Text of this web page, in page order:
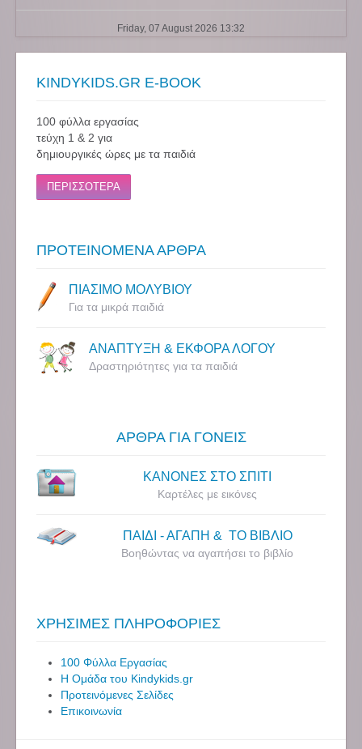
Friday, 07 August 2026 13:32
KINDYKIDS.GR E-BOOK
100 φύλλα εργασίας
τεύχη 1 & 2 για
δημιουργικές ώρες με τα παιδιά
ΠΕΡΙΣΣΟΤΕΡΑ
ΠΡΟΤΕΙΝΟΜΕΝΑ ΑΡΘΡΑ
ΠΙΑΣΙΜΟ ΜΟΛΥΒΙΟΥ
Για τα μικρά παιδιά
ΑΝΑΠΤΥΞΗ & ΕΚΦΟΡΑ ΛΟΓΟΥ
Δραστηριότητες για τα παιδιά
ΑΡΘΡΑ ΓΙΑ ΓΟΝΕΙΣ
ΚΑΝΟΝΕΣ ΣΤΟ ΣΠΙΤΙ
Καρτέλες με εικόνες
ΠΑΙΔΙ - ΑΓΑΠΗ & ΤΟ ΒΙΒΛΙΟ
Βοηθώντας να αγαπήσει το βιβλίο
ΧΡΗΣΙΜΕΣ ΠΛΗΡΟΦΟΡΙΕΣ
100 Φύλλα Εργασίας
Η Ομάδα του Kindykids.gr
Προτεινόμενες Σελίδες
Επικοινωνία